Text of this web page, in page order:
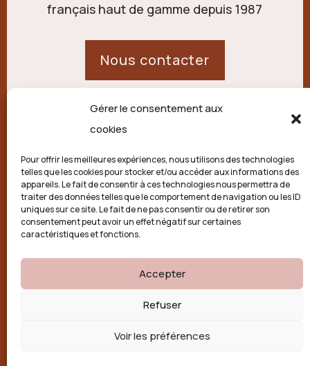
Gérer le consentement aux
cookies
Pour offrir les meilleures expériences, nous utilisons des technologies
telles que les cookies pour stocker et/ou accéder aux informations des
appareils. Le fait de consentir à ces technologies nous permettra de
traiter des données telles que le comportement de navigation ou les ID
uniques sur ce site. Le fait de ne pas consentir ou de retirer son
consentement peut avoir un effet négatif sur certaines
caractéristiques et fonctions.
Accepter
Refuser
Voir les préférences
français haut de gamme depuis 1987
Nous contacter
21 route de Palisse,
Politique de confidentialité
Conditions générales